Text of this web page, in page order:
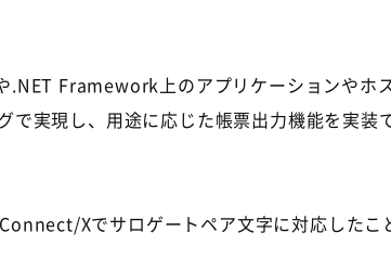
Framework上のアプリケーションやホ
実現し、用途に応じた帳票出力機能を実装
Xでサロゲートペア文字に対応した